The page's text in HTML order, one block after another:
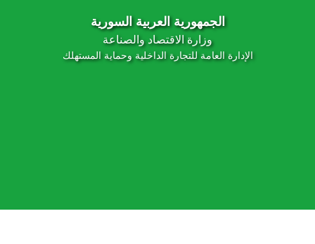
الجمهورية العربية السورية
وزارة الاقتصاد والصناعة
الإدارة العامة للتجارة الداخلية وحماية المستهلك